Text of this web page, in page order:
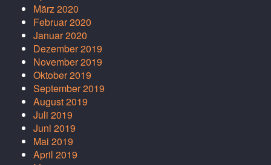
März 2020
Februar 2020
Januar 2020
Dezember 2019
November 2019
Oktober 2019
September 2019
August 2019
Juli 2019
Juni 2019
Mai 2019
April 2019